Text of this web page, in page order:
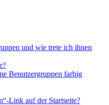
und wie trete ich ihnen
Benutzergruppen farbig
Link auf der Startseite?